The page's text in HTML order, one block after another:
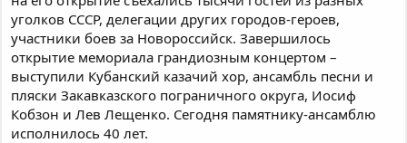
уголков СССР, делегации других городов-героев,
участники боев за Новороссийск. Завершилось
открытие мемориала грандиозным концертом –
выступили Кубанский казачий хор, ансамбль песни и
пляски Закавказского пограничного округа, Иосиф
Кобзон и Лев Лещенко. Сегодня памятнику-ансамблю
исполнилось 40 лет.